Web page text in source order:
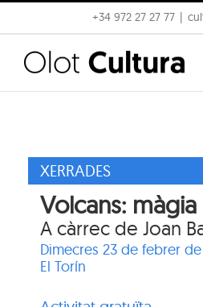
to
content
+34 972 27 27 77
XERRADES
Volcans: màgia
A càrrec de Joan
Dimecres 23 de febrer de
El Torín